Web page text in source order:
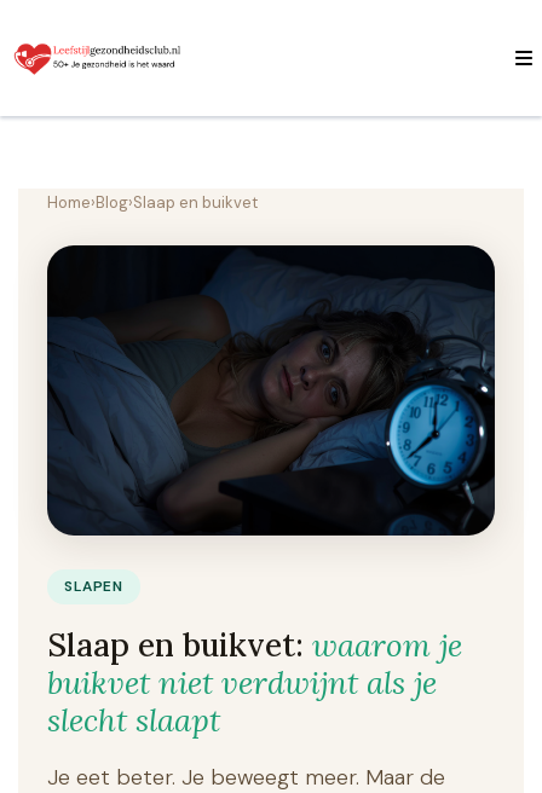
Home›Blog›Slaap en buikvet
SLAPEN
Slaap en buikvet: waarom je
buikvet niet verdwijnt als je
slecht slaapt
Je eet beter. Je beweegt meer. Maar de